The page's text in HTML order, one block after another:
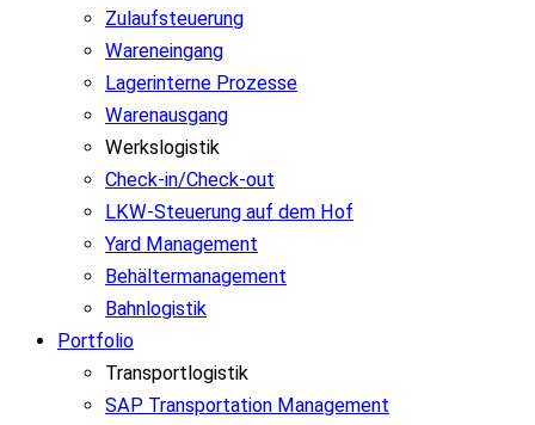
Zulaufsteuerung
Wareneingang
Lagerinterne Prozesse
Warenausgang
Werkslogistik
Check-in/Check-out
LKW-Steuerung auf dem Hof
Yard Management
Behältermanagement
Bahnlogistik
Portfolio
Transportlogistik
SAP Transportation Management